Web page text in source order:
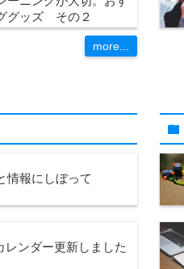
グッズ その２
more...
情報にしぼって
レンダー更新しました
folder